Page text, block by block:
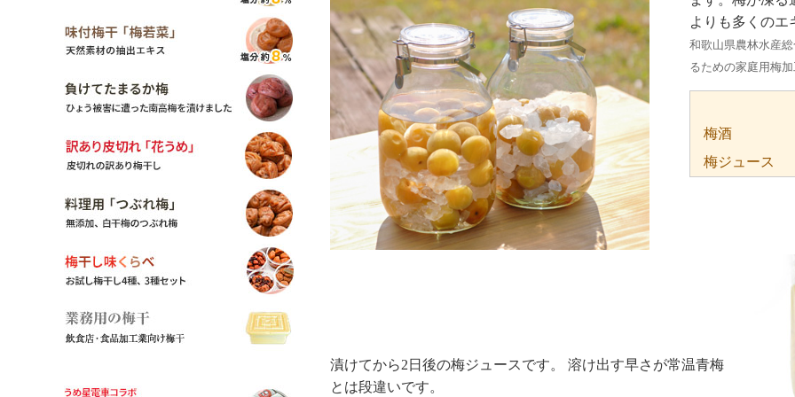
よりも多くのエ
和歌山県農林水産
るための家庭用梅
梅酒
梅ジュース
漬けてから2日後の梅ジュースです。 溶け出す早さが常温青梅
とは段違いです。